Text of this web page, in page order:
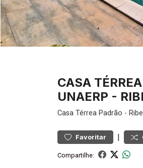
CASA
UNAERP -
Casa Térrea Padrão -
Favoritar |
Compartilhe: